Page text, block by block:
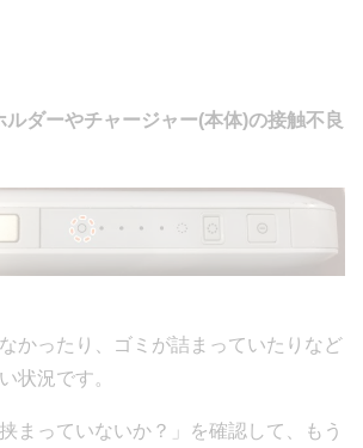
ルダーやチャージャー(本体)の接触不良
かったり、ゴミが詰まっていたりなど
状況です。
まっていないか？」を確認して、もう